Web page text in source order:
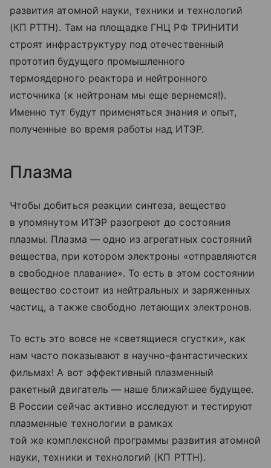
развития атомной науки, техники и технологий
(КП РТТН). Там на площадке ГНЦ РФ ТРИНИТИ
строят инфраструктуру под отечественный
прототип будущего промышленного
термоядерного реактора и нейтронного
источника (к нейтронам мы еще вернемся!).
Именно тут будут применяться знания и опыт,
полученные во время работы над ИТЭР.
Плазма
Чтобы добиться реакции синтеза, вещество
в упомянутом ИТЭР разогреют до состояния
плазмы. Плазма — одно из агрегатных состояний
вещества, при котором электроны «отправляются
в свободное плавание». То есть в этом состоянии
вещество состоит из нейтральных и заряженных
частиц, а также свободно летающих электронов.
То есть это вовсе не «светящиеся сгустки», как
нам часто показывают в научно-фантастических
фильмах! А вот эффективный плазменный
ракетный двигатель — наше ближайшее будущее.
В России сейчас активно исследуют и тестируют
плазменные технологии в рамках
той же комплексной программы развития атомной
науки, техники и технологий (КП РТТН).